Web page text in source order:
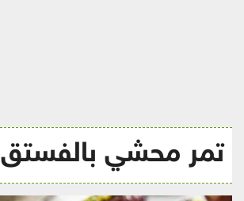
تمر محشي بالفستق